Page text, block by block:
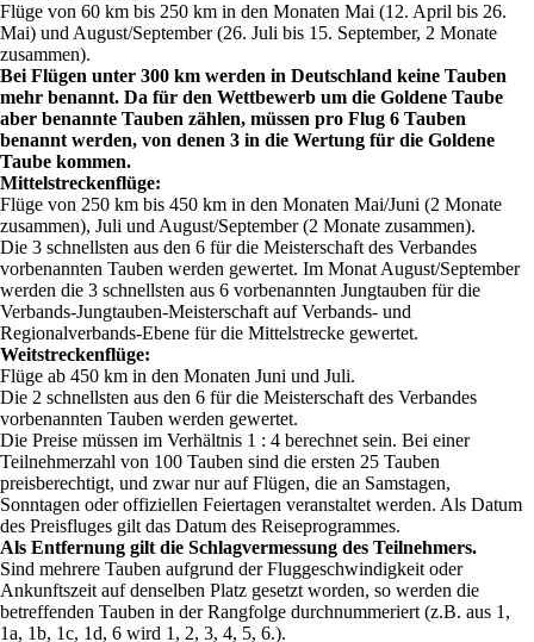
Flüge von 60 km bis 250 km in den Monaten Mai (12. April bis 26.
Mai) und August/September (26. Juli bis 15. September, 2 Monate
zusammen).
Bei Flügen unter 300 km werden in Deutschland keine Tauben
mehr benannt. Da für den Wettbewerb um die Goldene Taube
aber benannte Tauben zählen, müssen pro Flug 6 Tauben
benannt werden, von denen 3 in die Wertung für die Goldene
Taube kommen.
Mittelstreckenflüge:
Flüge von 250 km bis 450 km in den Monaten Mai/Juni (2 Monate
zusammen), Juli und August/September (2 Monate zusammen).
Die 3 schnellsten aus den 6 für die Meisterschaft des Verbandes
vorbenannten Tauben werden gewertet. Im Monat August/September
werden die 3 schnellsten aus 6 vorbenannten Jungtauben für die
Verbands-Jungtauben-Meisterschaft auf Verbands- und
Regionalverbands-Ebene für die Mittelstrecke gewertet.
Weitstreckenflüge:
Flüge ab 450 km in den Monaten Juni und Juli.
Die 2 schnellsten aus den 6 für die Meisterschaft des Verbandes
vorbenannten Tauben werden gewertet.
Die Preise müssen im Verhältnis 1 : 4 berechnet sein. Bei einer
Teilnehmerzahl von 100 Tauben sind die ersten 25 Tauben
preisberechtigt, und zwar nur auf Flügen, die an Samstagen,
Sonntagen oder offiziellen Feiertagen veranstaltet werden. Als Datum
des Preisfluges gilt das Datum des Reiseprogrammes.
Als Entfernung gilt die Schlagvermessung des Teilnehmers.
Sind mehrere Tauben aufgrund der Fluggeschwindigkeit oder
Ankunftszeit auf denselben Platz gesetzt worden, so werden die
betreffenden Tauben in der Rangfolge durchnummeriert (z.B. aus 1,
1a, 1b, 1c, 1d, 6 wird 1, 2, 3, 4, 5, 6.).